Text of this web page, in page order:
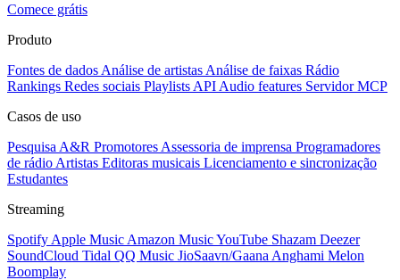
Comece grátis
Produto
Fontes de dados Análise de artistas Análise de faixas Rádio
Rankings Redes sociais Playlists API Audio features Servidor MCP
Casos de uso
Pesquisa A&R Promotores Assessoria de imprensa Programadores
de rádio Artistas Editoras musicais Licenciamento e sincronização
Estudantes
Streaming
Spotify Apple Music Amazon MusicYouTube Shazam Deezer
SoundCloud Tidal QQ Music JioSaavn/Gaana Anghami Melon
Boomplay